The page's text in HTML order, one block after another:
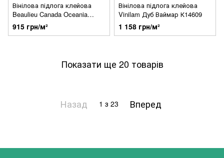
Вінілова підлога клейова
Beaulieu Canada Oceania
Milton HC7390-1
915 грн/м²
Вінілова підлога клейова
Vinilam Дуб Ваймар К14609
1 158 грн/м²
Показати ще 20 товарів
Назад 1 з 23 Вперед